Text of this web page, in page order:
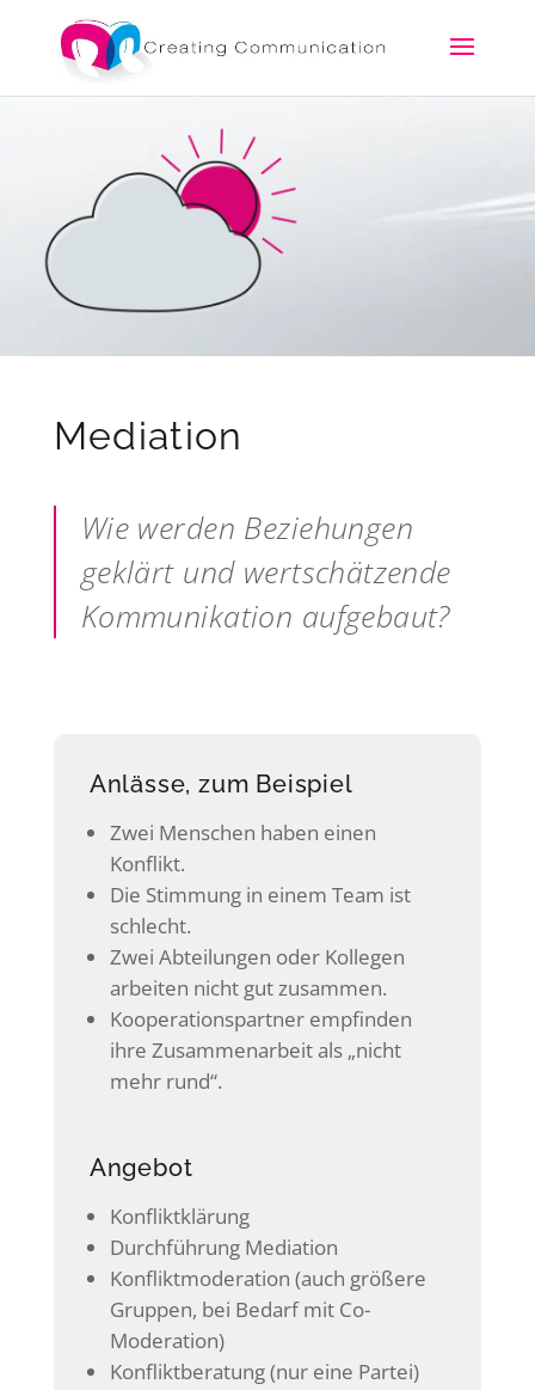
Mediation
Wie werden Beziehungen
geklärt und wertschätzende
Kommunikation aufgebaut?
Anlässe, zum Beispiel
Zwei Menschen haben einen
Konflikt.
Die Stimmung in einem Team ist
schlecht.
Zwei Abteilungen oder Kollegen
arbeiten nicht gut zusammen.
Kooperationspartner empfinden
ihre Zusammenarbeit als „nicht
mehr rund“.
Angebot
Konfliktklärung
Durchführung Mediation
Konfliktmoderation (auch größere
Gruppen, bei Bedarf mit Co-
Moderation)
Konfliktberatung (nur eine Partei)